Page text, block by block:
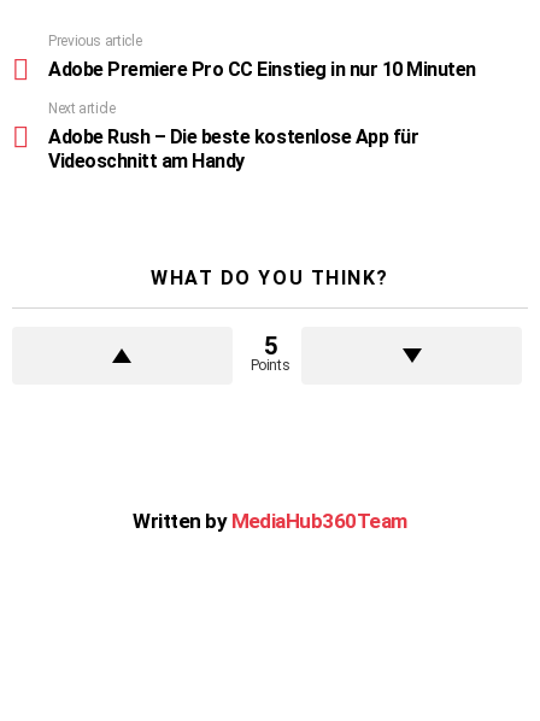
more
Previous article
Adobe Premiere Pro CC Einstieg in nur 10 Minuten
Next article
Adobe Rush – Die beste kostenlose App für
Videoschnitt am Handy
WHAT DO YOU THINK?
5
Points
Written by MediaHub360Team